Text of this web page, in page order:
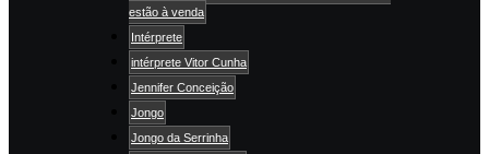
estão à venda
Intérprete
intérprete Vitor Cunha
Jennifer Conceição
Jongo
Jongo da Serrinha